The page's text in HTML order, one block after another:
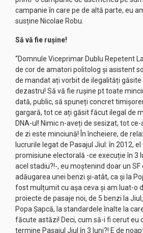
campanie în care pe de altă parte, eu
susține Nicolae Robu.
Să vă fie rușine!
“Domnule Viceprimar Dublu Repetent
de cor de amatori politolog și asistent
de mandat ați vorbit de ilegalități găsite
dezastru! Să vă fie rușine pt toate
dată, public, să spuneți concret
gargară, tot ce ați găsit făcut ilegal de
DNA-ul! Nimic n-aveți de sesizat, tot
de zi este minciună! În încheiere, de
lucrurile legat de Pasajul Jiul: în 2012,
promisiune electorală -ce execuție în 3
acel stadiu?!-, eu moștenind doar un SF
adăugarea unei benzi și-atât, ca și la
fost mulțumit cu așa ceva și am luat-o
proiecte de pasaje noi, de 5 benzi la
Popa Șapcă, la standardele înalte la
făcute astăzi! Deci, cum să-i fi cerut eu
termine Pasajul Jiul în 3 luni?! E de